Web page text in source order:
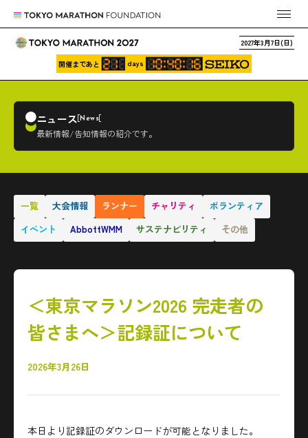
2027年3月7日(日)
開催まであと days
ニュース News
最新情報/告知情報の紹介です。
一覧 大会情報 ランナー チャリティ
ボランティア
イベント
AbbottWMM サステナビリティ その他
＜東京マラソン2026 完走者の
皆さまへ＞記録証について
2026年3月26日
本日より記録証のダウンロードが可能となりました。